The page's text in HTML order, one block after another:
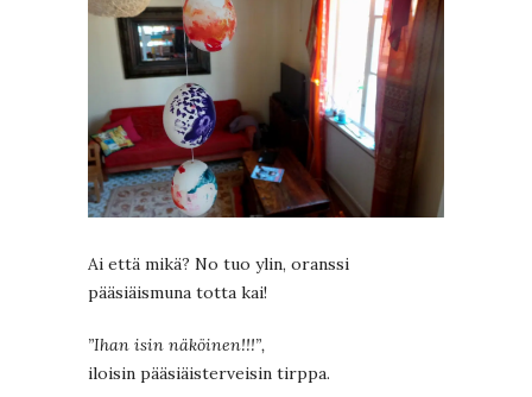
Ai että mikä? No tuo ylin, oranssi
pääsiäismuna totta kai!
”Ihan isin näköinen!!!”,
iloisin pääsiäisterveisin tirppa.